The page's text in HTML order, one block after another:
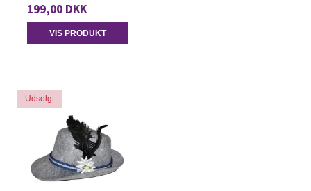
199,00 DKK
VIS PRODUKT
Udsolgt